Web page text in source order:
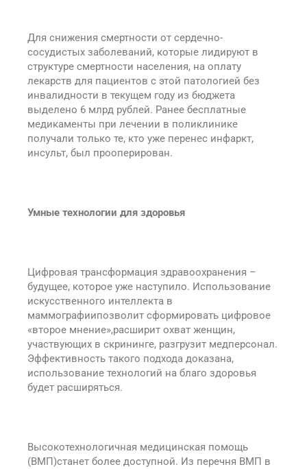
Для снижения смертности от сердечно-
сосудистых заболеваний, которые лидируют в
структуре смертности населения, на оплату
лекарств для пациентов с этой патологией без
инвалидности в текущем году из бюджета
выделено 6 млрд рублей. Ранее бесплатные
медикаменты при лечении в поликлинике
получали только те, кто уже перенес инфаркт,
инсульт, был прооперирован.
Умные технологии для здоровья
Цифровая трансформация здравоохранения –
будущее, которое уже наступило. Использование
искусственного интеллекта в
маммографиипозволит сформировать цифровое
«второе мнение»,расширит охват женщин,
участвующих в скрининге, разгрузит медперсонал.
Эффективность такого подхода доказана,
использование технологий на благо здоровья
будет расширяться.
Высокотехнологичная медицинская помощь
(ВМП)станет более доступной. Из перечня ВМП в